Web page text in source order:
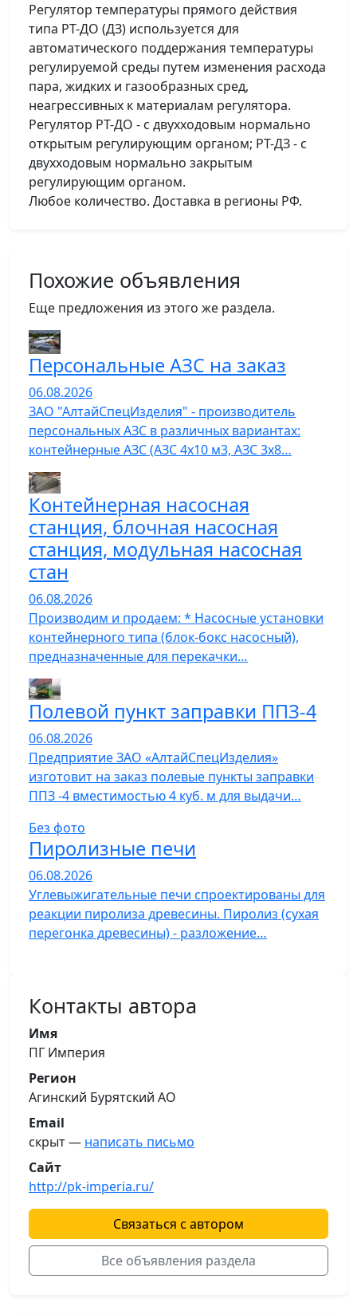
Регулятор температуры прямого действия
типа РТ-ДО (ДЗ) используется для
автоматического поддержания температуры
регулируемой среды путем изменения расхода
пара, жидких и газообразных сред,
неагрессивных к материалам регулятора.
Регулятор РТ-ДО - с двухходовым нормально
открытым регулирующим органом; РТ-ДЗ - с
двухходовым нормально закрытым
регулирующим органом.
Любое количество. Доставка в регионы РФ.
Похожие объявления
Еще предложения из этого же раздела.
Персональные АЗС на заказ
06.08.2026
ЗАО "АлтайСпецИзделия" - производитель
персональных АЗС в различных вариантах:
контейнерные АЗС (АЗС 4х10 м3, АЗС 3х8…
Контейнерная насосная
станция, блочная насосная
станция, модульная насосная
стан
06.08.2026
Производим и продаем: * Насосные установки
контейнерного типа (блок-бокс насосный),
предназначенные для перекачки…
Полевой пункт заправки ППЗ-4
06.08.2026
Предприятие ЗАО «АлтайСпецИзделия»
изготовит на заказ полевые пункты заправки
ППЗ -4 вместимостью 4 куб. м для выдачи…
Без фото
Пиролизные печи
06.08.2026
Углевыжигательные печи спроектированы для
реакции пиролиза древесины. Пиролиз (сухая
перегонка древесины) - разложение…
Контакты автора
Имя
ПГ Империя
Регион
Агинский Бурятский АО
Email
скрыт — написать письмо
Сайт
http://pk-imperia.ru/
Связаться с автором
Все объявления раздела